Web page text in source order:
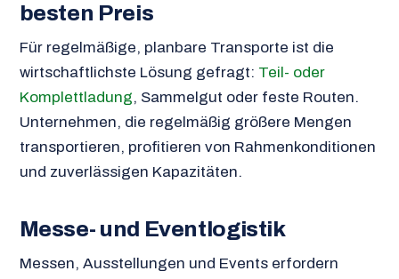
besten Preis
Für regelmäßige, planbare Transporte ist die
wirtschaftlichste Lösung gefragt: Teil- oder
Komplettladung, Sammelgut oder feste Routen.
Unternehmen, die regelmäßig größere Mengen
transportieren, profitieren von Rahmenkonditionen
und zuverlässigen Kapazitäten.
Messe- und Eventlogistik
Messen, Ausstellungen und Events erfordern